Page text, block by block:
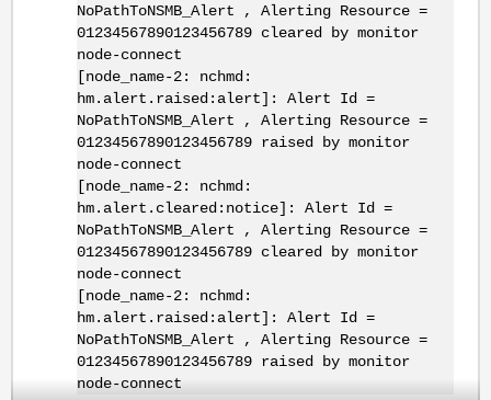
NoPathToNSMB_Alert , Alerting Resource =
01234567890123456789 cleared by monitor
node-connect
[node_name-2: nchmd:
hm.alert.raised:alert]: Alert Id =
NoPathToNSMB_Alert , Alerting Resource =
01234567890123456789 raised by monitor
node-connect
[node_name-2: nchmd:
hm.alert.cleared:notice]: Alert Id =
NoPathToNSMB_Alert , Alerting Resource =
01234567890123456789 cleared by monitor
node-connect
[node_name-2: nchmd:
hm.alert.raised:alert]: Alert Id =
NoPathToNSMB_Alert , Alerting Resource =
01234567890123456789 raised by monitor
node-connect